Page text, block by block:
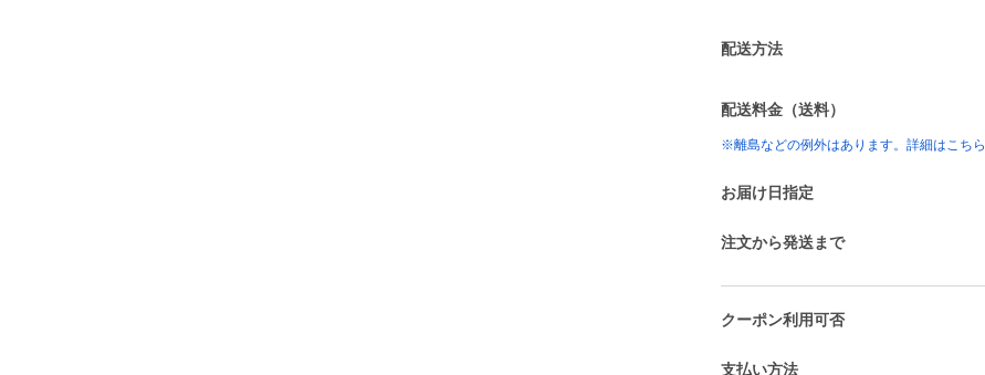
配送方法
配送料金（送料）
※離島などの例外はあります。詳細はこちら
お届け日指定
注文から発送まで
クーポン利用可否
支払い方法